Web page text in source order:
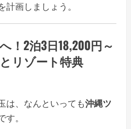
計画しましょう。
！2泊3日18,200円～
リゾート特典
は、なんといっても沖縄ツ
す。